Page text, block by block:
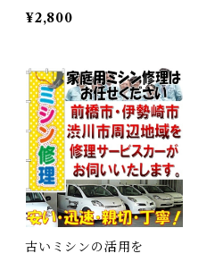
¥2,800
古いミシンの活用を